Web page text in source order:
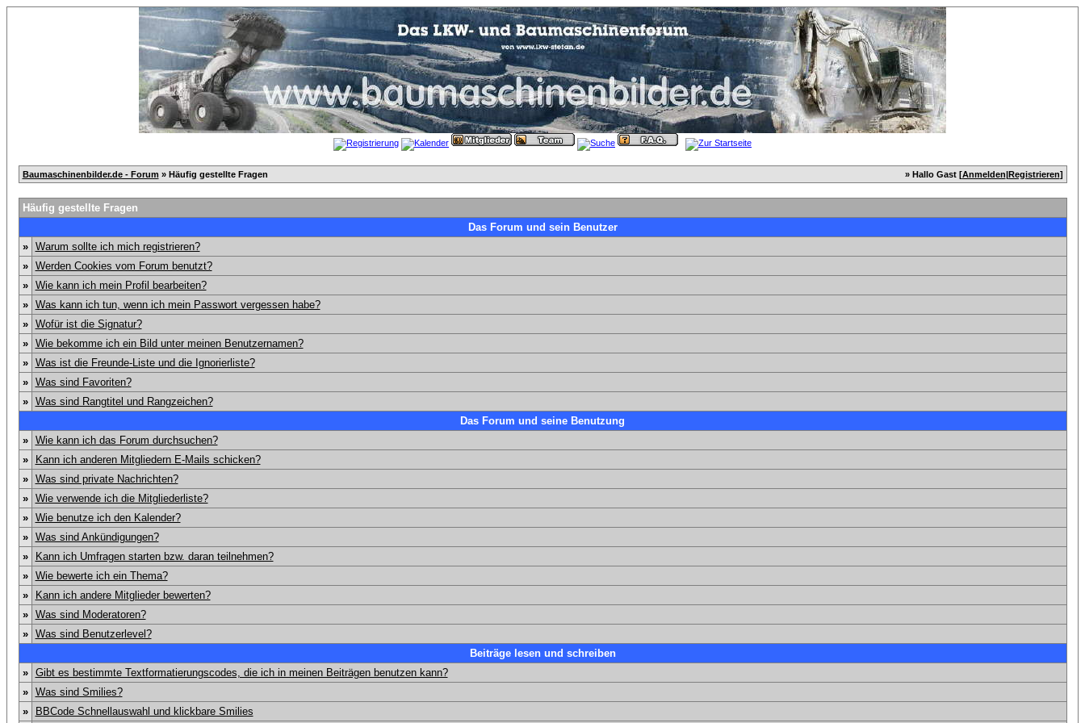
Baumaschinenbilder.de - Forum » Häufig gestellte Fragen » Hallo Gast [Anmelden|Registrieren]
Häufig gestellte Fragen
Das Forum und sein Benutzer
»
Warum sollte ich mich registrieren?
»
Werden Cookies vom Forum benutzt?
»
Wie kann ich mein Profil bearbeiten?
»
Was kann ich tun, wenn ich mein Passwort vergessen habe?
»
Wofür ist die Signatur?
»
Wie bekomme ich ein Bild unter meinen Benutzernamen?
»
Was ist die Freunde-Liste und die Ignorierliste?
»
Was sind Favoriten?
»
Was sind Rangtitel und Rangzeichen?
Das Forum und seine Benutzung
»
Wie kann ich das Forum durchsuchen?
»
Kann ich anderen Mitgliedern E-Mails schicken?
»
Was sind private Nachrichten?
»
Wie verwende ich die Mitgliederliste?
»
Wie benutze ich den Kalender?
»
Was sind Ankündigungen?
»
Kann ich Umfragen starten bzw. daran teilnehmen?
»
Wie bewerte ich ein Thema?
»
Kann ich andere Mitglieder bewerten?
»
Was sind Moderatoren?
»
Was sind Benutzerlevel?
Beiträge lesen und schreiben
»
Gibt es bestimmte Textformatierungscodes, die ich in meinen Beiträgen benutzen kann?
»
Was sind Smilies?
»
BBCode Schnellauswahl und klickbare Smilies